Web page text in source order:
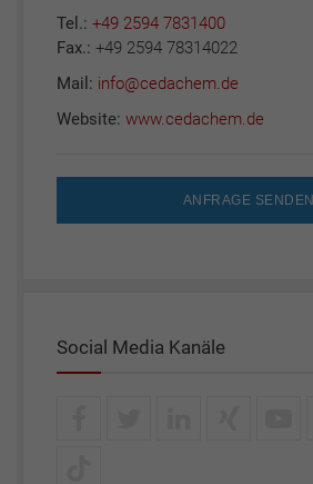
Tel.: +49 2594 7831400
Fax.: +49 2594 78314022
Mail: info@cedachem.de
Website: www.cedachem.de
ANFRAGE SENDEN
Social Media Kanäle